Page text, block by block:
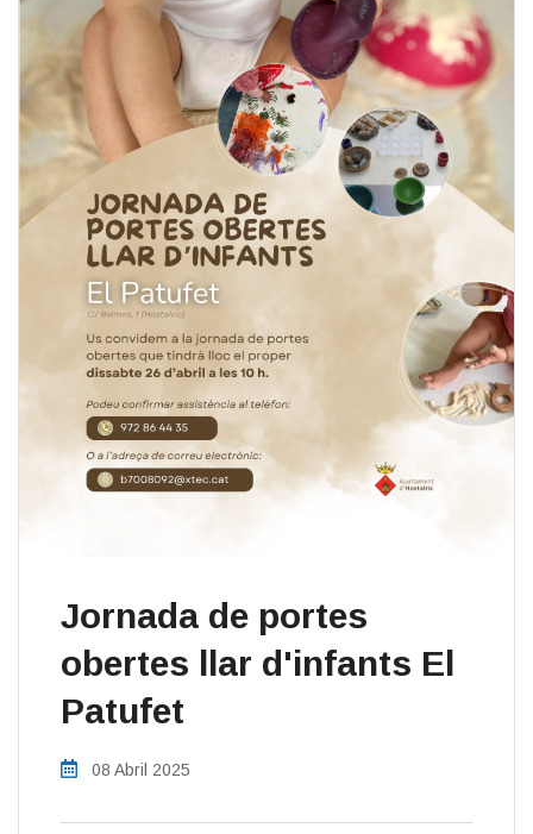
Jornada de portes
obertes llar d'infants El
Patufet
08 Abril 2025